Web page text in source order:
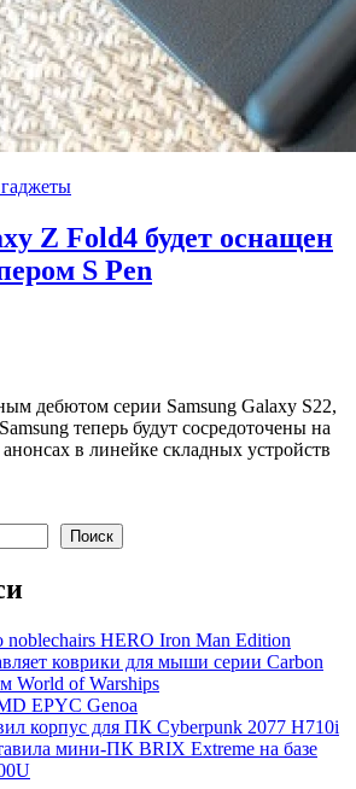
Z Fold4 будет оснащен
S Pen
дебютом серии Samsung Galaxy S22,
теперь будут сосредоточены на
в линейке складных устройств
Поиск
noblechairs HERO Iron Man Edition
коврики для мыши серии Carbon
World of Warships
EPYC Genoa
корпус для ПК Cyberpunk 2077 H710i
мини-ПК BRIX Extreme на базе